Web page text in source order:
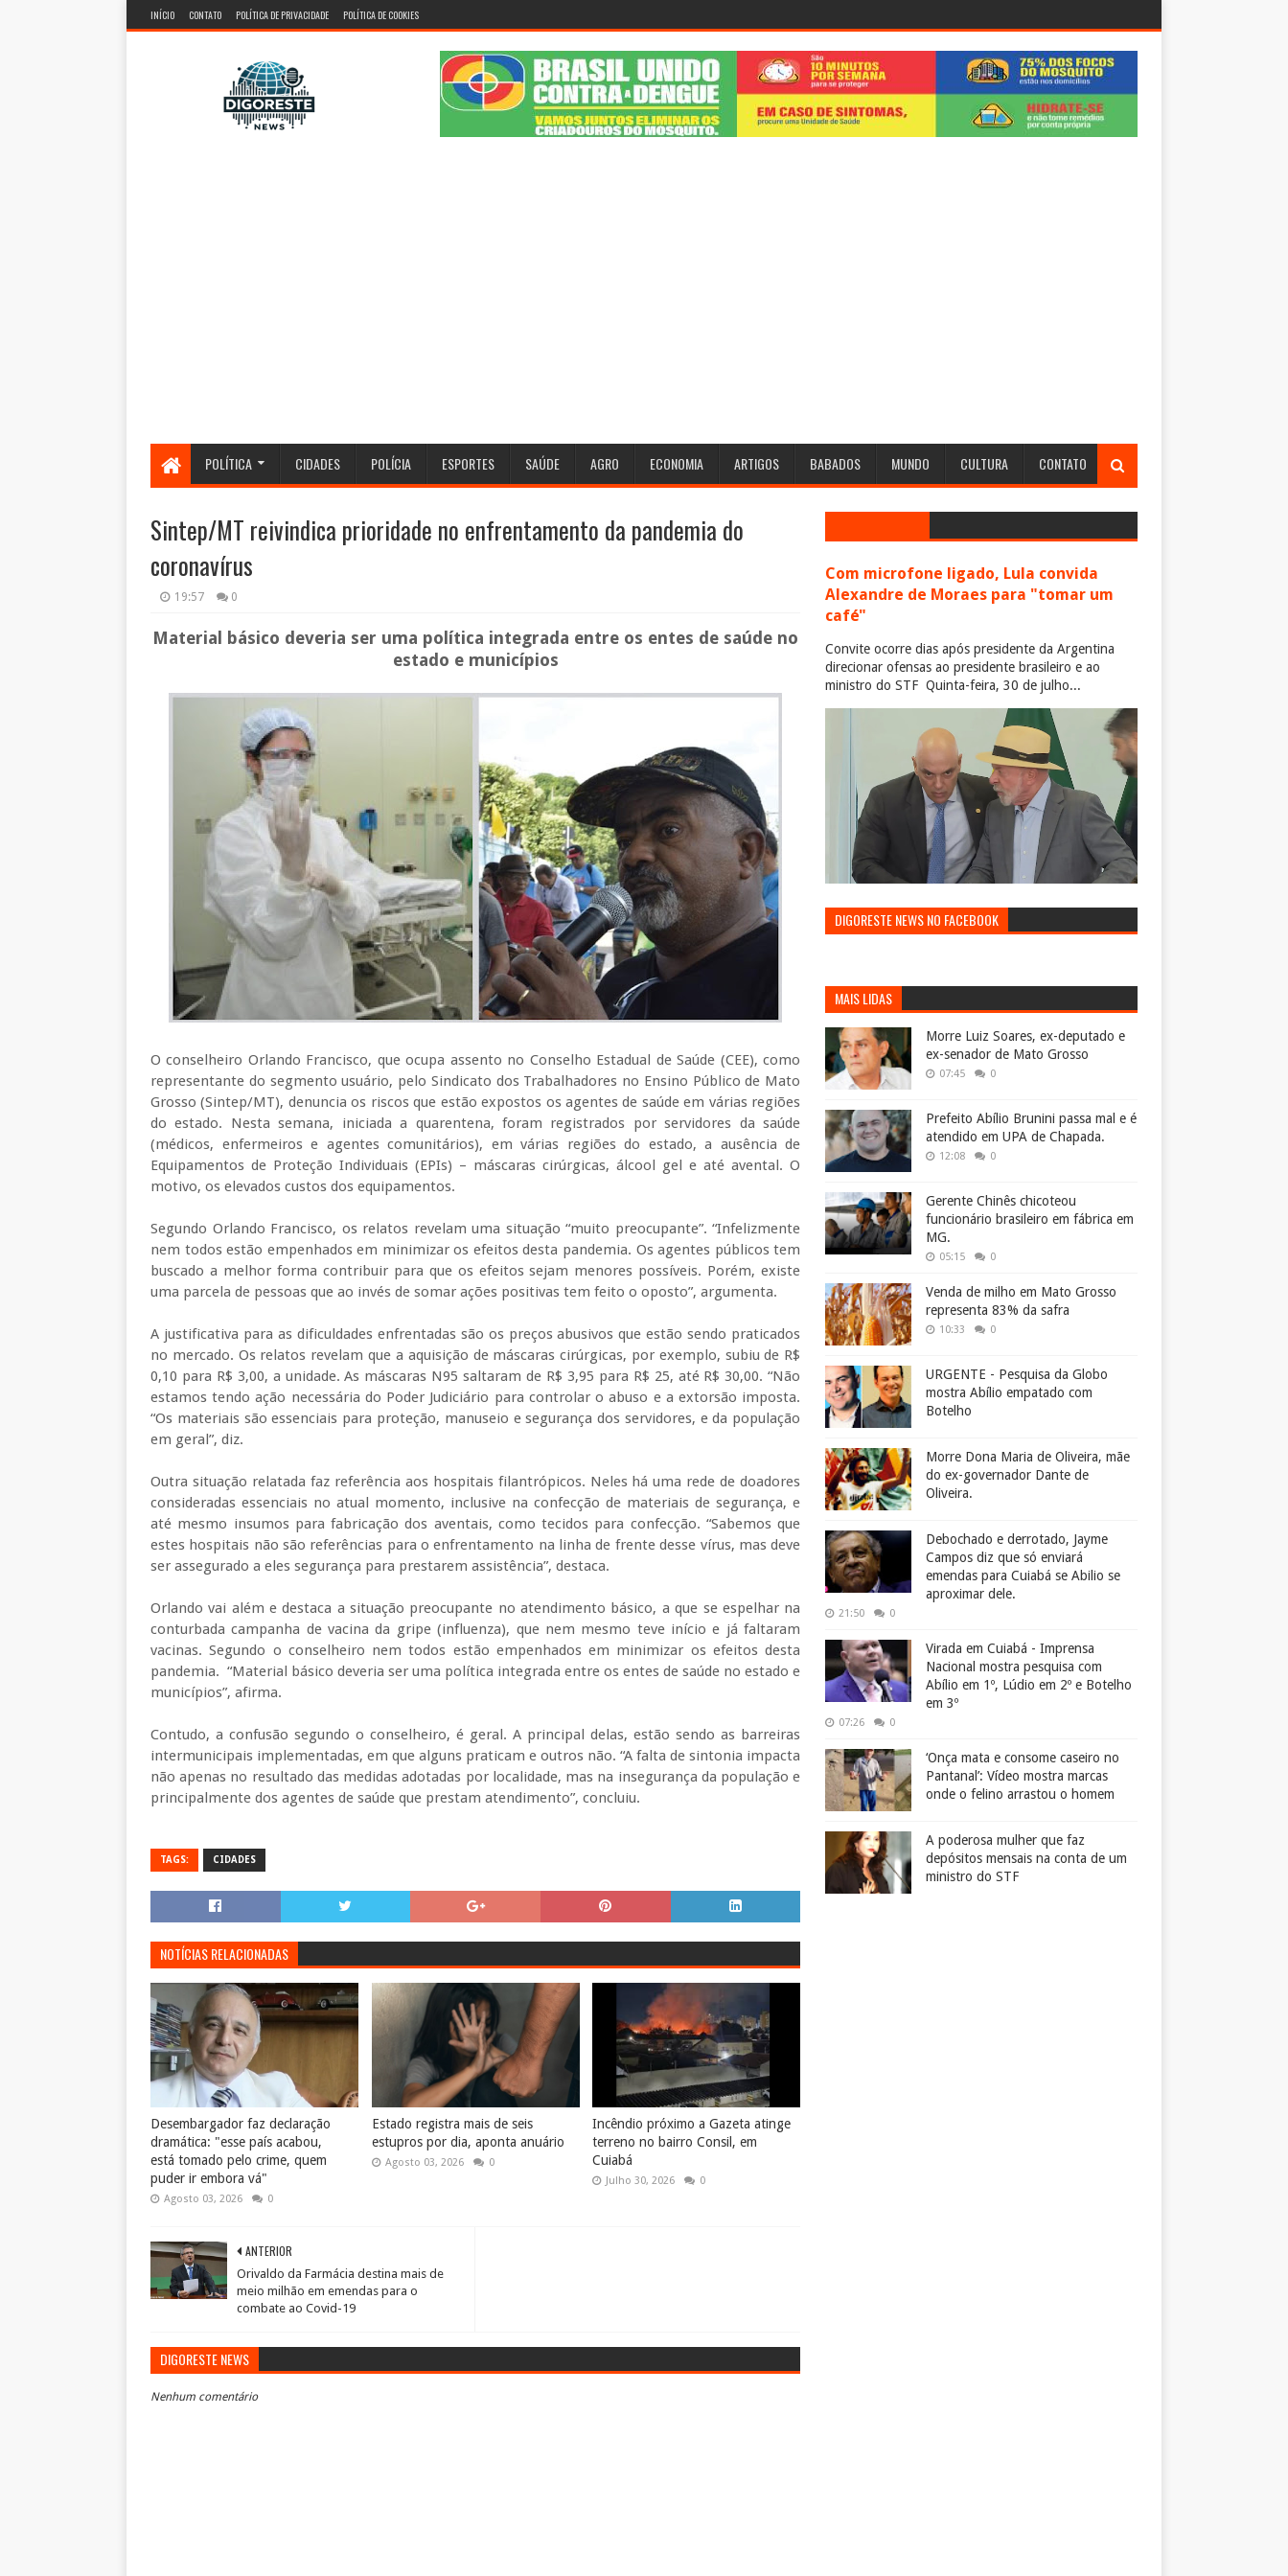
INÍCIO CONTATO POLÍTICA DE PRIVACIDADE POLÍTICA DE COOKIES
POLÍTICA CIDADES POLÍCIA ESPORTES SAÚDE AGRO ECONOMIA ARTIGOS BABADOS MUNDO CULTURA CONTATO
Sintep/MT reivindica prioridade no enfrentamento da pandemia do
coronavírus
19:57 0
Material básico deveria ser uma política integrada entre os entes de saúde no
estado e municípios
O conselheiro Orlando Francisco, que ocupa assento no Conselho Estadual de Saúde (CEE), como
representante do segmento usuário, pelo Sindicato dos Trabalhadores no Ensino Público de Mato
Grosso (Sintep/MT), denuncia os riscos que estão expostos os agentes de saúde em várias regiões
do estado. Nesta semana, iniciada a quarentena, foram registrados por servidores da saúde
(médicos, enfermeiros e agentes comunitários), em várias regiões do estado, a ausência de
Equipamentos de Proteção Individuais (EPIs) – máscaras cirúrgicas, álcool gel e até avental. O
motivo, os elevados custos dos equipamentos.
Segundo Orlando Francisco, os relatos revelam uma situação “muito preocupante”. “Infelizmente
nem todos estão empenhados em minimizar os efeitos desta pandemia. Os agentes públicos tem
buscado a melhor forma contribuir para que os efeitos sejam menores possíveis. Porém, existe
uma parcela de pessoas que ao invés de somar ações positivas tem feito o oposto”, argumenta.
A justificativa para as dificuldades enfrentadas são os preços abusivos que estão sendo praticados
no mercado. Os relatos revelam que a aquisição de máscaras cirúrgicas, por exemplo, subiu de R$
0,10 para R$ 3,00, a unidade. As máscaras N95 saltaram de R$ 3,95 para R$ 25, até R$ 30,00. “Não
estamos tendo ação necessária do Poder Judiciário para controlar o abuso e a extorsão imposta.
“Os materiais são essenciais para proteção, manuseio e segurança dos servidores, e da população
em geral”, diz.
Outra situação relatada faz referência aos hospitais filantrópicos. Neles há uma rede de doadores
consideradas essenciais no atual momento, inclusive na confecção de materiais de segurança, e
até mesmo insumos para fabricação dos aventais, como tecidos para confecção. “Sabemos que
estes hospitais não são referências para o enfrentamento na linha de frente desse vírus, mas deve
ser assegurado a eles segurança para prestarem assistência”, destaca.
Orlando vai além e destaca a situação preocupante no atendimento básico, a que se espelhar na
conturbada campanha de vacina da gripe (influenza), que nem mesmo teve início e já faltaram
vacinas. Segundo o conselheiro nem todos estão empenhados em minimizar os efeitos desta
pandemia. “Material básico deveria ser uma política integrada entre os entes de saúde no estado e
municípios”, afirma.
Contudo, a confusão segundo o conselheiro, é geral. A principal delas, estão sendo as barreiras
intermunicipais implementadas, em que alguns praticam e outros não. “A falta de sintonia impacta
não apenas no resultado das medidas adotadas por localidade, mas na insegurança da população e
principalmente dos agentes de saúde que prestam atendimento”, concluiu.
TAGS: CIDADES
NOTÍCIAS RELACIONADAS
Desembargador faz declaração
dramática: "esse país acabou,
está tomado pelo crime, quem
puder ir embora vá"
Agosto 03, 2026 0
Estado registra mais de seis
estupros por dia, aponta anuário
Agosto 03, 2026 0
Incêndio próximo a Gazeta atinge
terreno no bairro Consil, em
Cuiabá
Julho 30, 2026 0
ANTERIOR
Orivaldo da Farmácia destina mais de
meio milhão em emendas para o
combate ao Covid-19
DIGORESTE NEWS
Nenhum comentário
Com microfone ligado, Lula convida
Alexandre de Moraes para "tomar um
café"
Convite ocorre dias após presidente da Argentina
direcionar ofensas ao presidente brasileiro e ao
ministro do STF Quinta-feira, 30 de julho...
DIGORESTE NEWS NO FACEBOOK
MAIS LIDAS
Morre Luiz Soares, ex-deputado e
ex-senador de Mato Grosso
07:45 0
Prefeito Abílio Brunini passa mal e é
atendido em UPA de Chapada.
12:08 0
Gerente Chinês chicoteou
funcionário brasileiro em fábrica em
MG.
05:15 0
Venda de milho em Mato Grosso
representa 83% da safra
10:33 0
URGENTE - Pesquisa da Globo
mostra Abílio empatado com
Botelho
Morre Dona Maria de Oliveira, mãe
do ex-governador Dante de
Oliveira.
Debochado e derrotado, Jayme
Campos diz que só enviará
emendas para Cuiabá se Abilio se
aproximar dele.
21:50 0
Virada em Cuiabá - Imprensa
Nacional mostra pesquisa com
Abílio em 1º, Lúdio em 2º e Botelho
em 3º
07:26 0
‘Onça mata e consome caseiro no
Pantanal’: Vídeo mostra marcas
onde o felino arrastou o homem
A poderosa mulher que faz
depósitos mensais na conta de um
ministro do STF